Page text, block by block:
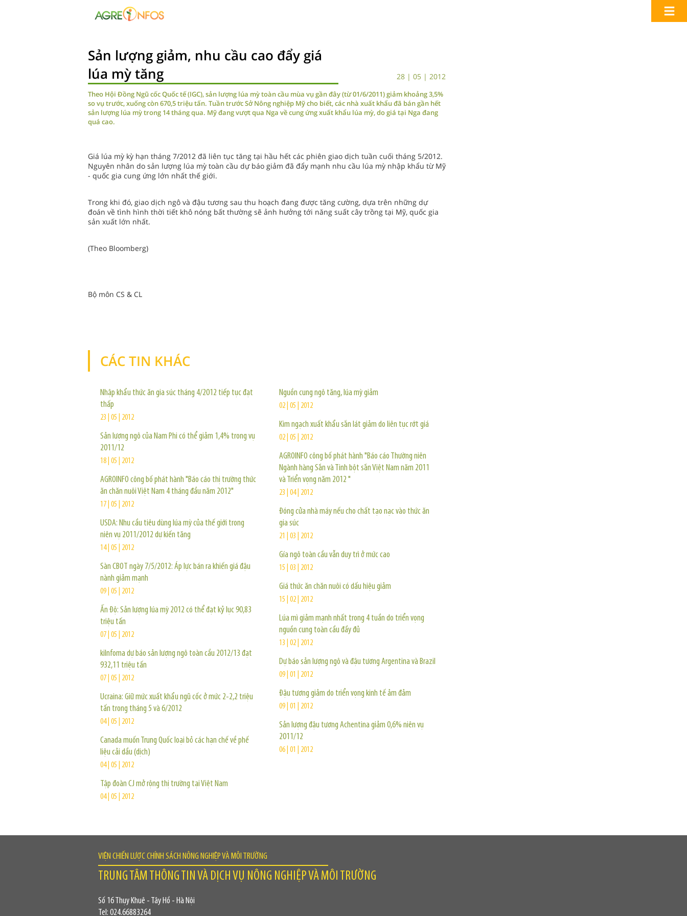
Sản lượng giảm, nhu cầu cao đẩy giá
lúa mỳ tăng
28 | 05 | 2012
Theo Hội Đồng Ngũ cốc Quốc tế (IGC), sản lượng lúa mỳ toàn cầu mùa vụ gần đây (từ 01/6/2011) giảm khoảng 3,5%
so vụ trước, xuống còn 670,5 triệu tấn. Tuần trước Sở Nông nghiệp Mỹ cho biết, các nhà xuất khẩu đã bán gần hết
sản lượng lúa mỳ trong 14 tháng qua. Mỹ đang vượt qua Nga về cung ứng xuất khẩu lúa mỳ, do giá tại Nga đang
quá cao.
Giá lúa mỳ kỳ hạn tháng 7/2012 đã liên tục tăng tại hầu hết các phiên giao dịch tuần cuối tháng 5/2012.
Nguyên nhân do sản lượng lúa mỳ toàn cầu dự báo giảm đã đẩy mạnh nhu cầu lúa mỳ nhập khẩu từ Mỹ
- quốc gia cung ứng lớn nhất thế giới.
Trong khi đó, giao dịch ngô và đậu tương sau thu hoạch đang được tăng cường, dựa trên những dự
đoán về tình hình thời tiết khô nóng bất thường sẽ ảnh hưởng tới năng suất cây trồng tại Mỹ, quốc gia
sản xuất lớn nhất.
(Theo Bloomberg)
Bộ môn CS & CL
CÁC TIN KHÁC
Nhập khẩu thức ăn gia súc tháng 4/2012 tiếp tục đạt
thấp
23 | 05 | 2012
Sản lượng ngô của Nam Phi có thể giảm 1,4% trong vụ
2011/12
18 | 05 | 2012
AGROINFO công bố phát hành "Báo cáo thị trường thức
ăn chăn nuôi Việt Nam 4 tháng đầu năm 2012"
17 | 05 | 2012
USDA: Nhu cầu tiêu dùng lúa mỳ của thế giới trong
niên vụ 2011/2012 dự kiến tăng
14 | 05 | 2012
Sàn CBOT ngày 7/5/2012: Áp lực bán ra khiến giá đậu
nành giảm mạnh
09 | 05 | 2012
Ấn Độ: Sản lượng lúa mỳ 2012 có thể đạt kỷ lục 90,83
triệu tấn
07 | 05 | 2012
kiInfoma dự báo sản lượng ngô toàn cầu 2012/13 đạt
932,11 triệu tấn
07 | 05 | 2012
Ucraina: Giữ mức xuất khẩu ngũ cốc ở mức 2-2,2 triệu
tấn trong tháng 5 và 6/2012
04 | 05 | 2012
Canada muốn Trung Quốc loại bỏ các hạn chế về phế
liệu cải dầu (dịch)
04 | 05 | 2012
Tập đoàn CJ mở rộng thị trường tại Việt Nam
04 | 05 | 2012
Nguồn cung ngô tăng, lúa mỳ giảm
02 | 05 | 2012
Kim ngạch xuất khẩu sắn lát giảm do liên tục rớt giá
02 | 05 | 2012
AGROINFO công bố phát hành "Báo cáo Thường niên
Ngành hàng Sắn và Tinh bột sắn Việt Nam năm 2011
và Triển vọng năm 2012 "
23 | 04 | 2012
Đóng cửa nhà máy nếu cho chất tạo nạc vào thức ăn
gia súc
21 | 03 | 2012
Gía ngô toàn cầu vẫn duy trì ở mức cao
15 | 03 | 2012
Giá thức ăn chăn nuôi có dấu hiệu giảm
15 | 02 | 2012
Lúa mì giảm mạnh nhất trong 4 tuần do triển vọng
nguồn cung toàn cầu đầy đủ
13 | 02 | 2012
Dự báo sản lượng ngô và đậu tương Argentina và Brazil
09 | 01 | 2012
Đậu tương giảm do triển vọng kinh tế ảm đảm
09 | 01 | 2012
Sản lượng đậu tương Achentina giảm 0,6% niên vụ
2011/12
06 | 01 | 2012
VIỆN CHIẾN LƯỢC CHÍNH SÁCH NÔNG NGHIỆP VÀ MÔI TRƯỜNG
TRUNG TÂM THÔNG TIN VÀ DỊCH VỤ NÔNG NGHIỆP VÀ MÔI TRƯỜNG
Số 16 Thụy Khuê - Tây Hồ - Hà Nội
Tel: 024.66883264